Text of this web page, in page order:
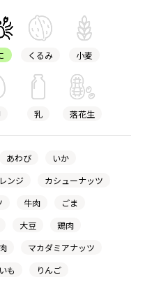
くるみ 小麦
乳 落花生
あわび
いか
ンジ
カシューナッツ
牛肉
ごま
大豆
鶏肉
マカダミアナッツ
も
りんご